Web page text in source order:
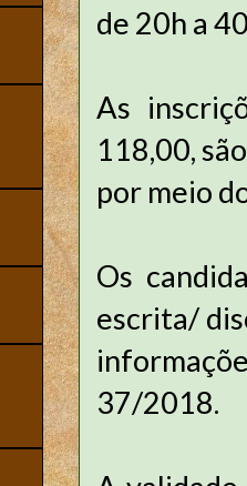
de 20h a
As
118,00,
por meio
Os
escrita/
37/2018.